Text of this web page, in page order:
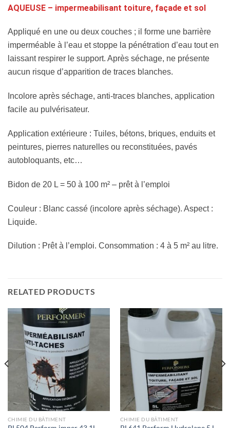
AQUEUSE – impermeabilisant toiture, façade et sol
Appliqué en une ou deux couches ; il forme une barrière
imperméable à l’eau et stoppe la pénétration d’eau tout en
laissant respirer le support. Après séchage, ne présente
aucun risque d’apparition de traces blanches.
Incolore après séchage, anti-traces blanches, application
facile au pulvérisateur.
Application extérieure : Tuiles, bétons, briques, enduits et
peintures, pierres naturelles ou reconstituées, pavés
autobloquants, etc…
Bidon de 20 L = 50 à 100 m² – prêt à l’emploi
Couleur : Blanc cassé (incolore après séchage). Aspect :
Liquide.
Dilution : Prêt à l’emploi. Consommation : 4 à 5 m² au litre.
RELATED PRODUCTS
CHIMIE DU BÂTIMENT CHIMIE DU BÂTIMENT